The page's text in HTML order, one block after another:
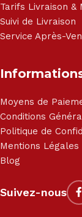
Tarifs Livraison &
Suivi de Livraison
Service Après-
Moyens de
Conditions
Politique de
Mentions Légales
Blog
Suivez-nous